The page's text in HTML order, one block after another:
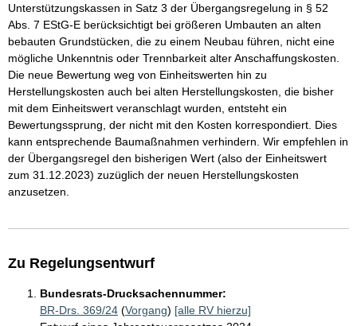
Unterstützungskassen in Satz 3 der Übergangsregelung in § 52
Abs. 7 EStG-E berücksichtigt bei größeren Umbauten an alten
bebauten Grundstücken, die zu einem Neubau führen, nicht eine
mögliche Unkenntnis oder Trennbarkeit alter Anschaffungskosten.
Die neue Bewertung weg von Einheitswerten hin zu
Herstellungskosten auch bei alten Herstellungskosten, die bisher
mit dem Einheitswert veranschlagt wurden, entsteht ein
Bewertungssprung, der nicht mit den Kosten korrespondiert. Dies
kann entsprechende Baumaßnahmen verhindern. Wir empfehlen in
der Übergangsregel den bisherigen Wert (also der Einheitswert
zum 31.12.2023) zuzüglich der neuen Herstellungskosten
anzusetzen.
Zu Regelungsentwurf
Bundesrats-Drucksachennummer:
BR-Drs. 369/24 (Vorgang) [alle RV hierzu]